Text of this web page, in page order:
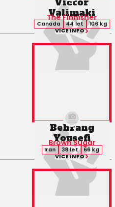
Valimaki
The Finnisher
Canada 44 let
106 kg
VÍCE INFO
Behrang
Yousefi
Brown Sugar
Iran 38 let
66 kg
VÍCE INFO